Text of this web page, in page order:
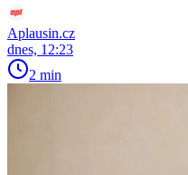
Aplausin.cz
dnes, 12:23
2 min